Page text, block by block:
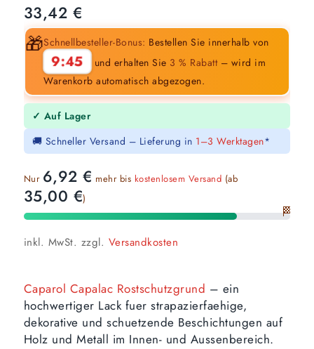
33,42 €
🎁Schnellbesteller-Bonus: Bestellen Sie innerhalb von
9:44 und erhalten Sie 3 % Rabatt– wird im
Warenkorb automatisch abgezogen.
✓ Auf Lager
🚚 Schneller Versand – Lieferung in 1–3 Werktagen*
Nur 6,92€ mehr bis kostenlosem Versand (ab
35,00 €)
🏁
inkl. MwSt. zzgl. Versandkosten
Caparol Capalac Rostschutzgrund – ein
hochwertiger Lack fuer strapazierfaehige,
dekorative und schuetzende Beschichtungen auf
Holz und Metall im Innen- und Aussenbereich.